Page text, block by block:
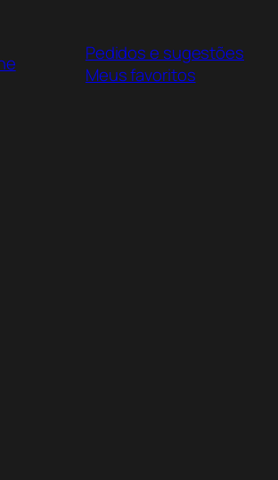
Pedidos e sugestões
Meus favoritos